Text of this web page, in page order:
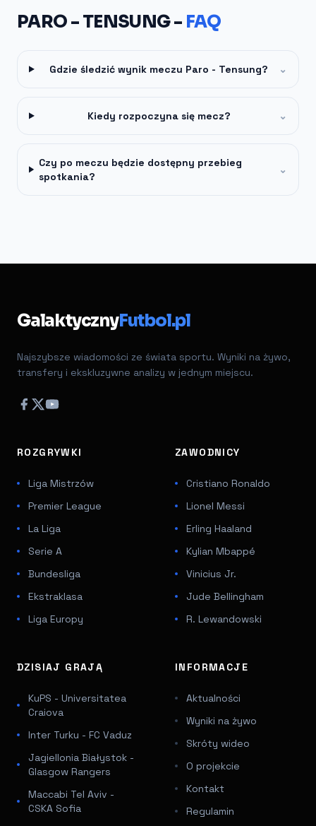
PARO - TENSUNG - FAQ
Gdzie śledzić wynik meczu Paro - Tensung? ⌄
Kiedy rozpoczyna się mecz? ⌄
Czy po meczu będzie dostępny przebieg
spotkania?
⌄
GalaktycznyFutbol.pl
Najszybsze wiadomości ze świata sportu. Wyniki na żywo,
transfery i ekskluzywne analizy w jednym miejscu.
ROZGRYWKI
Liga Mistrzów
Premier League
La Liga
Serie A
Bundesliga
Ekstraklasa
Liga Europy
ZAWODNICY
Cristiano Ronaldo
Lionel Messi
Erling Haaland
Kylian Mbappé
Vinicius Jr.
Jude Bellingham
R. Lewandowski
DZISIAJ GRAJĄ
KuPS - Universitatea
Craiova
Inter Turku - FC Vaduz
Jagiellonia Białystok -
Glasgow Rangers
Maccabi Tel Aviv -
CSKA Sofia
INFORMACJE
Aktualności
Wyniki na żywo
Skróty wideo
O projekcie
Kontakt
Regulamin